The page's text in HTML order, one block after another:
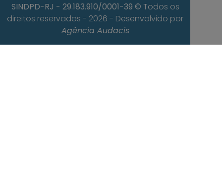
SINDPD-RJ - 29.183.910/0001-39 © Todos os
direitos reservados - 2026 - Desenvolvido por
Agência Audacis